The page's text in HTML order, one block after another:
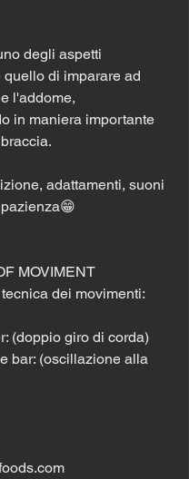
degli aspetti
quello di imparare ad
l'addome,
in maniera importante
adattamenti, suoni
MOVIMENT
dei movimenti:
(doppio giro di corda)
bar: (oscillazione alla